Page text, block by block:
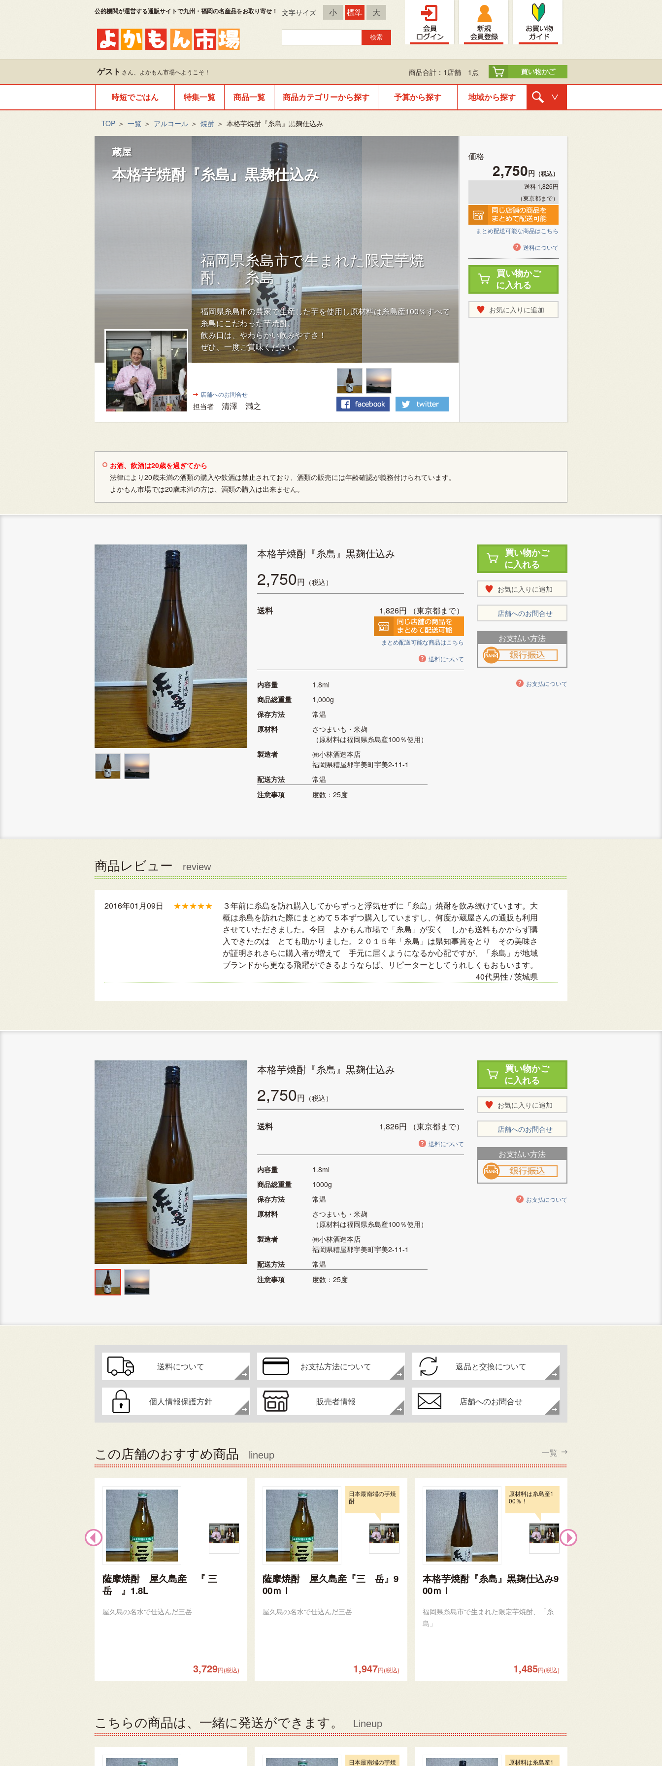
公的機関が運営する通販サイトで九州・福岡の名産品をお取り寄せ！ 文字サイズ 小 標準 大
ゲスト さん、よかもん市場へようこそ！ 商品合計：1店舗 1点
時短でごはん 特集一覧 商品一覧 商品カテゴリーから探す 予算から探す 地域から探す
TOP ＞ 一覧 ＞ アルコール ＞ 焼酎 ＞ 本格芋焼酎『糸島』黒麹仕込み
福岡県糸島市で生まれた限定芋焼
酎、「糸島」
福岡県糸島市の農家で生産した芋を使用し原材料は糸島産100％すべて
糸島にこだわった芋焼酎。
飲み口は、やわらかい飲みやすさ！
ぜひ、一度ご賞味ください。
蔵屋
本格芋焼酎『糸島』黒麹仕込み
店舗へのお問合せ
担当者 清澤 満之
価格
2,750円 （税込）
送料 1,826円
（東京都まで）
まとめ配送可能な商品はこちら
送料について
買い物かご
に入れる
お気に入りに追加
お酒、飲酒は20歳を過ぎてから
法律により20歳未満の酒類の購入や飲酒は禁止されており、酒類の販売には年齢確認が義務付けられています。
よかもん市場では20歳未満の方は、酒類の購入は出来ません。
本格芋焼酎『糸島』黒麹仕込み
2,750円 （税込）
送料 1,826円 （東京都まで）
まとめ配送可能な商品はこちら
送料について
内容量
1.8ml
商品総重量
1,000g
保存方法
常温
原材料
さつまいも・米麹
（原材料は福岡県糸島産100％使用）
製造者
㈱小林酒造本店
福岡県糟屋郡宇美町宇美2-11-1
配送方法
常温
注意事項
度数：25度
買い物かご
に入れる
お気に入りに追加
店舗へのお問合せ
お支払い方法
お支払について
商品レビュー review
2016年01月09日 ★★★★★
３年前に糸島を訪れ購入してからずっと浮気せずに「糸島」焼酎を飲み続けています。大
概は糸島を訪れた際にまとめて５本ずつ購入していますし、何度か蔵屋さんの通販も利用
させていただきました。今回 よかもん市場で「糸島」が安く しかも送料もかからず購
入できたのは とても助かりました。２０１５年「糸島」は県知事賞をとり その美味さ
が証明されさらに購入者が増えて 手元に届くようになるか心配ですが、「糸島」が地域
ブランドから更なる飛躍ができるようならば、リピーターとしてうれしくもおもいます。
40代男性 / 茨城県
本格芋焼酎『糸島』黒麹仕込み
2,750円 （税込）
送料 1,826円 （東京都まで）
送料について
内容量
1.8ml
商品総重量
1000g
保存方法
常温
原材料
さつまいも・米麹
（原材料は福岡県糸島産100％使用）
製造者
㈱小林酒造本店
福岡県糟屋郡宇美町宇美2-11-1
配送方法
常温
注意事項
度数：25度
買い物かご
に入れる
お気に入りに追加
店舗へのお問合せ
お支払い方法
お支払について
送料について お支払方法について 返品と交換について
個人情報保護方針 販売者情報 店舗へのお問合せ
この店舗のおすすめ商品 lineup 一覧
薩摩焼酎 屋久島産 『 三
岳 』1.8L
屋久島の名水で仕込んだ三岳
3,729円(税込)
日本最南端の芋焼
酎
薩摩焼酎 屋久島産『三 岳』9
00ｍｌ
屋久島の名水で仕込んだ三岳
1,947円(税込)
原材料は糸島産1
00％！
本格芋焼酎『糸島』黒麹仕込み9
00ｍｌ
福岡県糸島市で生まれた限定芋焼酎、「糸
島」
1,485円(税込)
こちらの商品は、一緒に発送ができます。 Lineup
日本最南端の芋焼
原材料は糸島産1